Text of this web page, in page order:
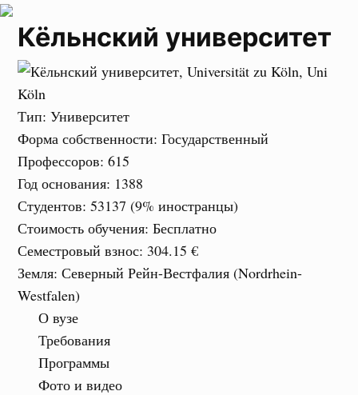
Кёльнский университет
Тип: Университет
Форма собственности: Государственный
Профессоров: 615
Год основания: 1388
Студентов: 53137 (9% иностранцы)
Стоимость обучения: Бесплатно
Семестровый взнос: 304.15 €
Земля: Северный Рейн-Вестфалия (Nordrhein-
Westfalen)
О вузе
Требования
Программы
Фото и видео